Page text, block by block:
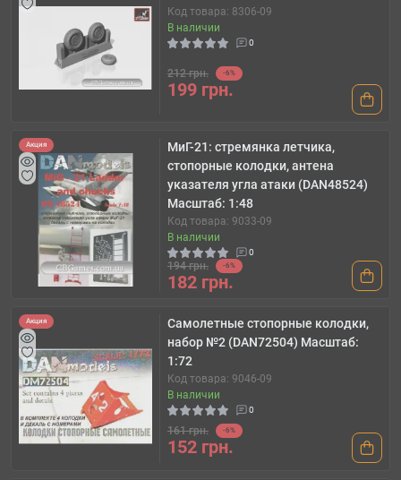
Код товара: 8306-09
В наличии
0
212 грн. -6%
199 грн.
Акция
МиГ-21: стремянка летчика,
стопорные колодки, антена
указателя угла атаки (DAN48524)
Масштаб: 1:48
Код товара: 9033-09
В наличии
0
194 грн. -6%
182 грн.
Акция
Самолетные стопорные колодки,
набор №2 (DAN72504) Масштаб:
1:72
Код товара: 9046-09
В наличии
0
161 грн. -6%
152 грн.